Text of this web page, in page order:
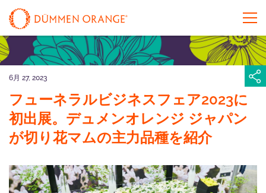
6月 27, 2023
フューネラルビジネスフェア2023に
初出展。デュメンオレンジ ジャパン
が切り花マムの主⼒品種を紹介